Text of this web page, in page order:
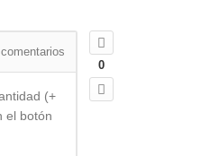
0
comentarios
(+
el botón